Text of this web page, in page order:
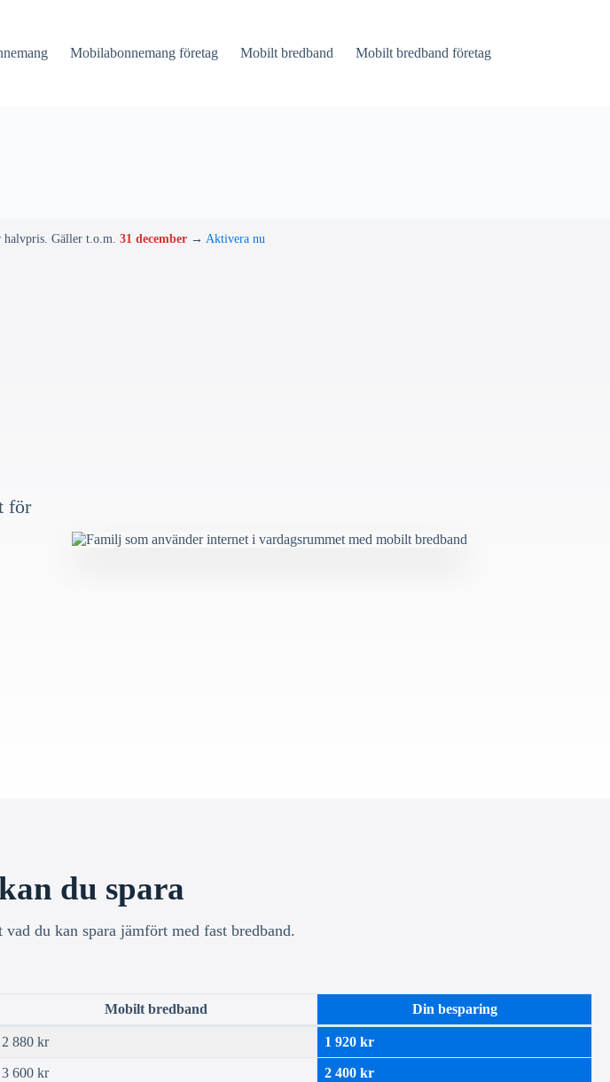
Mobilabonnemang företag Mobilt bredband Mobilt bredband företag
Gäller t.o.m. 31 december→ Aktivera nu
för
du spara
du kan spara jämfört med fast bredband.
Mobilt bredband Din besparing
2 880 kr 1 920 kr
3 600 kr 2 400 kr